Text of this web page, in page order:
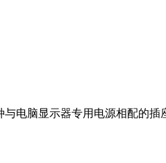
脑显示器专用电源相配的插